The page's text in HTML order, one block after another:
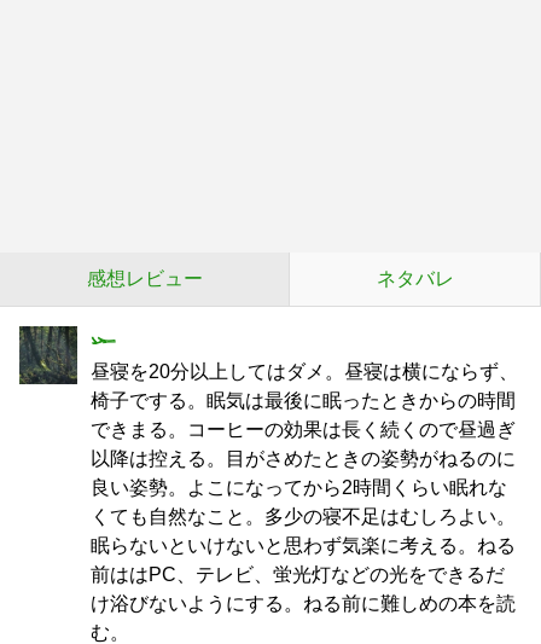
感想レビュー ネタバレ
𓆱
昼寝を20分以上してはダメ。昼寝は横にならず、
椅子でする。眠気は最後に眠ったときからの時間
できまる。コーヒーの効果は長く続くので昼過ぎ
以降は控える。目がさめたときの姿勢がねるのに
良い姿勢。よこになってから2時間くらい眠れな
くても自然なこと。多少の寝不足はむしろよい。
眠らないといけないと思わず気楽に考える。ねる
前ははPC、テレビ、蛍光灯などの光をできるだ
け浴びないようにする。ねる前に難しめの本を読
む。